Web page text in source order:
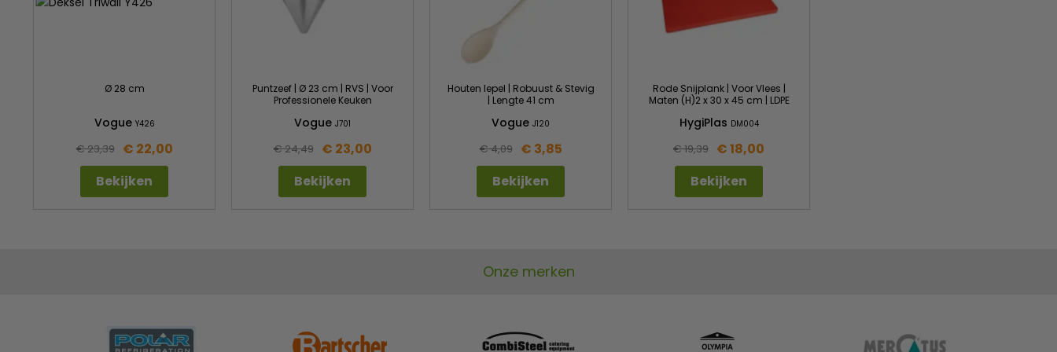
Ø 28 cm
Vogue Y426
€ 23,39
€ 22,00
Bekijken
Puntzeef | Ø 23 cm | RVS | Voor
Professionele Keuken
Vogue J701
€ 24,49
€ 23,00
Bekijken
Houten lepel | Robuust & Stevig
| Lengte 41 cm
Vogue J120
€ 4,09
€ 3,85
Bekijken
Rode Snijplank | Voor Vlees |
Maten (H)2 x 30 x 45 cm | LDPE
HygiPlas DM004
€ 19,39 € 18,00
Bekijken
Onze merken